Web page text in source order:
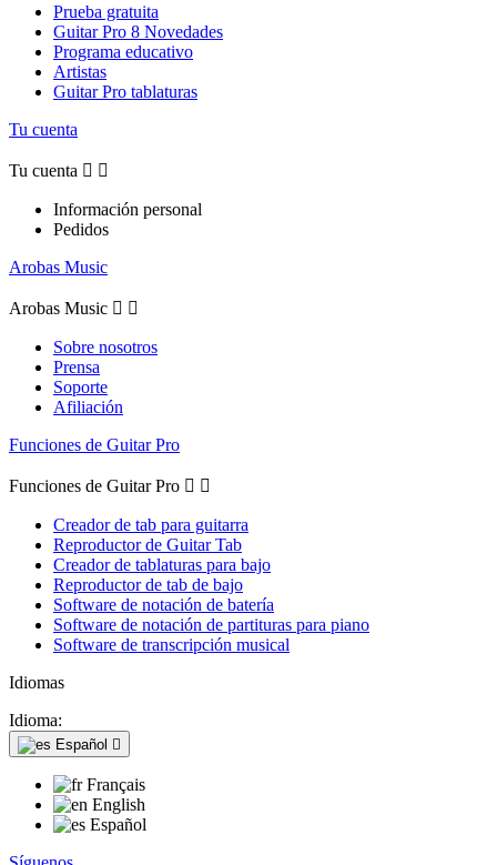
Prueba gratuita
Guitar Pro 8 Novedades
Programa educativo
Artistas
Guitar Pro tablaturas
Tu cuenta
Tu cuenta  
Información personal
Pedidos
Arobas Music
Arobas Music  
Sobre nosotros
Prensa
Soporte
Afiliación
Funciones de Guitar Pro
Funciones de Guitar Pro  
Creador de tab para guitarra
Reproductor de Guitar Tab
Creador de tablaturas para bajo
Reproductor de tab de bajo
Software de notación de batería
Software de notación de partituras para piano
Software de transcripción musical
Idiomas
Idioma:
Español 
Français
English
Español